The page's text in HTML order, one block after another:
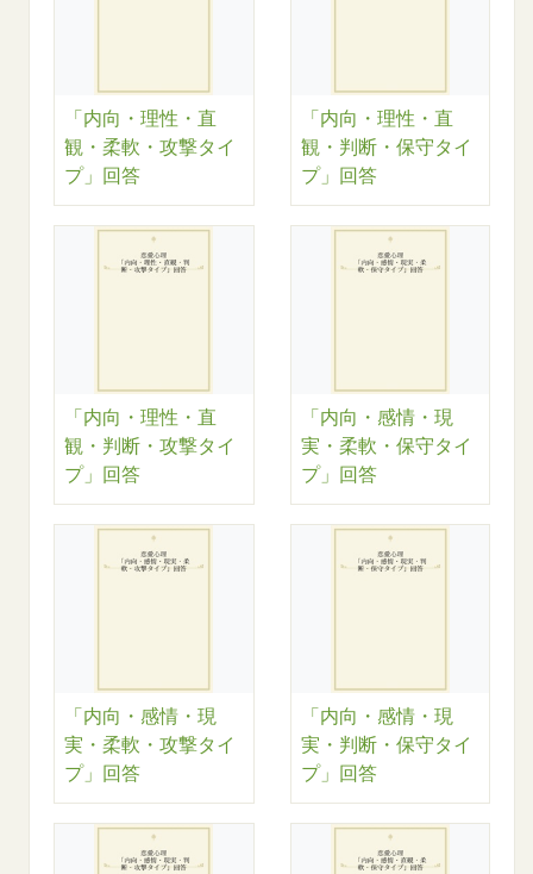
「内向・理性・直
観・柔軟・攻撃タイ
プ」回答
「内向・理性・直
観・判断・保守タイ
プ」回答
「内向・理性・直
観・判断・攻撃タイ
プ」回答
「内向・感情・現
実・柔軟・保守タイ
プ」回答
「内向・感情・現
実・柔軟・攻撃タイ
プ」回答
「内向・感情・現
実・判断・保守タイ
プ」回答